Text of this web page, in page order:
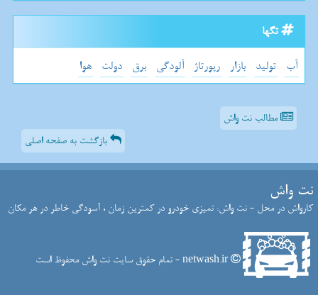
تگها
آب تولید بازار رپورتاژ آلودگی برق دولت هوا
مطالب نت واش
بازگشت به صفحه اصلی
نت واش
کارواش در محل - نت واش: تمیزی خودرو در کمترین زمان ، آسودگی خاطر در هر مکان
netwash.ir - تمام حقوق سایت نت واش محفوظ است